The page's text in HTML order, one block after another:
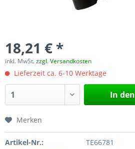
18,21 € *
inkl. MwSt.zzgl. Versandkosten
Lieferzeit ca. 6-10 Werktage
In den
Merken
Artikel-Nr.:
TE66781